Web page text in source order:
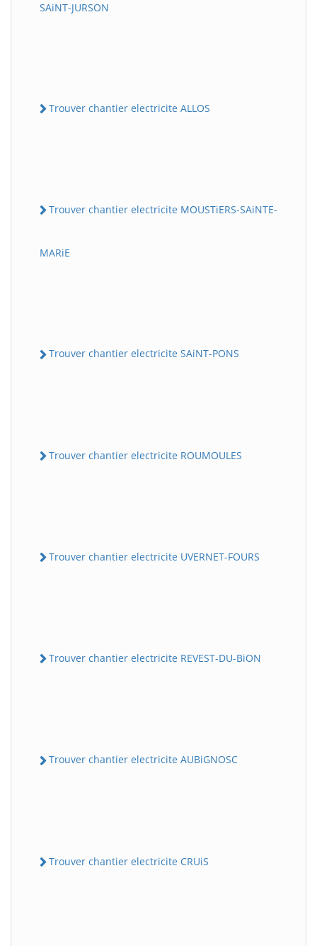
SAiNT-JURSON
Trouver chantier electricite ALLOS
Trouver chantier electricite MOUSTiERS-SAiNTE-
MARiE
Trouver chantier electricite SAiNT-PONS
Trouver chantier electricite ROUMOULES
Trouver chantier electricite UVERNET-FOURS
Trouver chantier electricite REVEST-DU-BiON
Trouver chantier electricite AUBiGNOSC
Trouver chantier electricite CRUiS